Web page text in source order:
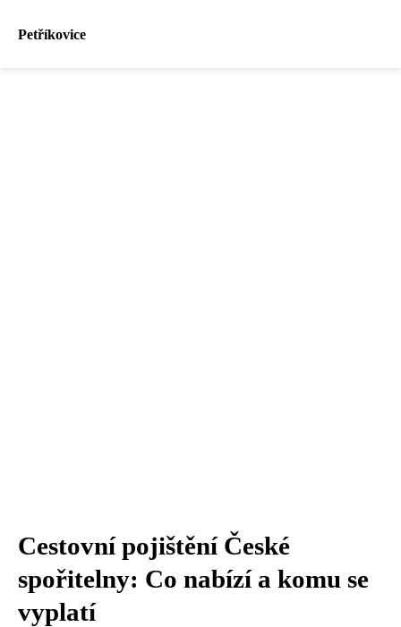
Petříkovice
Cestovní pojištění České
spořitelny: Co nabízí a komu se
vyplatí